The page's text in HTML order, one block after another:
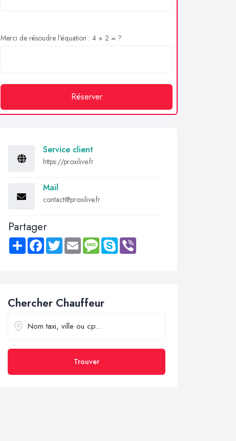
Merci de résoudre l'équation : 4 + 2 = ?
Réserver
Service client
https://proxilive.fr
Mail
contact@proxilive.fr
Partager
Share FacebookTwitter Email MessageSkype
Chercher Chauffeur
Trouver